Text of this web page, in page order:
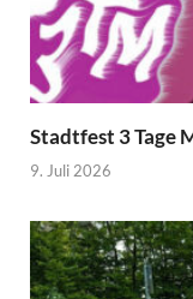
Stadtfest 3 Tage
9. Juli 2026